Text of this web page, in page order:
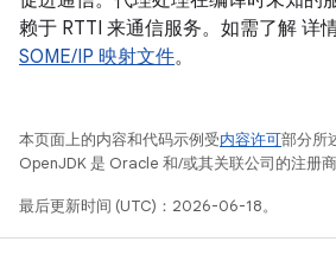
赖于 RTTI 来通信服务。如需了解 详
SOME/IP 映射文件。
本页面上的内容和代码示例受内容许可部分所
OpenJDK 是 Oracle 和/或其关联公司的注册商
最后更新时间 (UTC)：2026-06-18。